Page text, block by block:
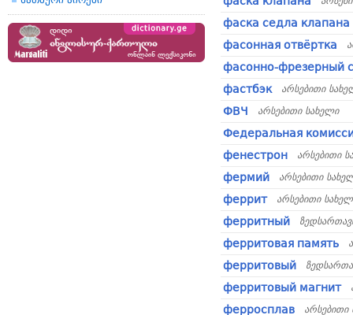
фаска седла клапана
фасонная отвёртка
фасонно-фрезерный
фастбэк
არსებითი
ФВЧ არსებითი სახელი
Федеральная
фенестрон
არსებითი
фермий არსებითი
феррит არსებითი
ферритный
ферритовая память
ферритовый
ферритовый магнит
ферросплав არსებითი